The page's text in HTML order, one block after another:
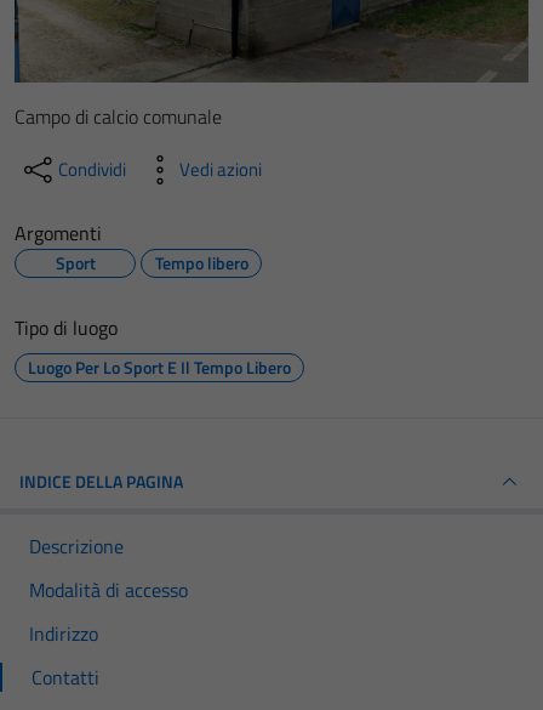
Campo di calcio comunale
Condividi Vedi azioni
Argomenti
Sport Tempo libero
Tipo di luogo
Luogo Per Lo Sport E Il Tempo Libero
INDICE DELLA PAGINA
Descrizione
Modalità di accesso
Indirizzo
Contatti